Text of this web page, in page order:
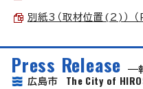
別紙3（取材位置(2)）
Press Release
広島市 The City of